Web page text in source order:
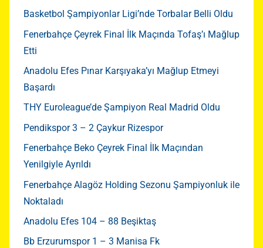
Basketbol Şampiyonlar Ligi’nde Torbalar Belli Oldu
Fenerbahçe Çeyrek Final İlk Maçında Tofaş’ı Mağlup
Etti
Anadolu Efes Pınar Karşıyaka’yı Mağlup Etmeyi
Başardı
THY Euroleague’de Şampiyon Real Madrid Oldu
Pendikspor 3 – 2 Çaykur Rizespor
Fenerbahçe Beko Çeyrek Final İlk Maçından
Yenilgiyle Ayrıldı
Fenerbahçe Alagöz Holding Sezonu Şampiyonluk ile
Noktaladı
Anadolu Efes 104 – 88 Beşiktaş
Bb Erzurumspor 1 – 3 Manisa Fk